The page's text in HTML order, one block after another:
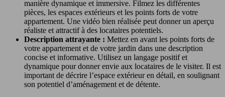
manière dynamique et immersive. Filmez les différentes
pièces, les espaces extérieurs et les points forts de votre
appartement. Une vidéo bien réalisée peut donner un aperçu
réaliste et attractif à des locataires potentiels.
Description attrayante : Mettez en avant les points forts de
votre appartement et de votre jardin dans une description
concise et informative. Utilisez un langage positif et
dynamique pour donner envie aux locataires de le visiter. Il est
important de décrire l’espace extérieur en détail, en soulignant
son potentiel d’aménagement et de détente.